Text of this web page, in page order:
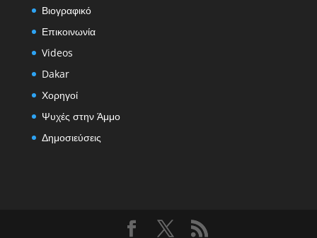
Βιογραφικό
Επικοινωνία
Videos
Dakar
Χορηγοί
Ψυχές στην Άμμο
Δημοσιεύσεις